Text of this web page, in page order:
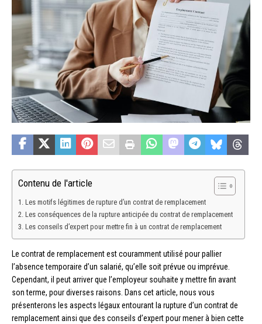
Contenu de l'article
Les motifs légitimes de rupture d’un contrat de remplacement
Les conséquences de la rupture anticipée du contrat de remplacement
Les conseils d’expert pour mettre fin à un contrat de remplacement
Le contrat de remplacement est couramment utilisé pour pallier
l’absence temporaire d’un salarié, qu’elle soit prévue ou imprévue.
Cependant, il peut arriver que l’employeur souhaite y mettre fin avant
son terme, pour diverses raisons. Dans cet article, nous vous
présenterons les aspects légaux entourant la rupture d’un contrat de
remplacement ainsi que des conseils d’expert pour mener à bien cette